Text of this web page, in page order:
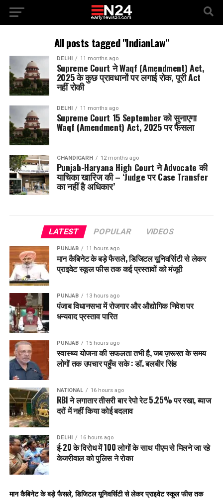
All posts tagged "IndianLaw"
DELHI 11 months ago
Supreme Court ने Waqf (Amendment) Act,
2025 के कुछ प्रावधानों पर लगाई रोक, पूरी Act
नहीं रोकी
DELHI 11 months ago
Supreme Court 15 September को सुनाएगा
Waqf (Amendment) Act, 2025 पर फैसला
CHANDIGARH 12 months ago
Punjab-Haryana High Court ने Advocate की
याचिका खारिज की – ‘Judge पर Case Transfer
का नहीं है अधिकार’
LATEST POPULAR VIDEOS
PUNJAB 11 hours ago
मान कैबिनेट के बड़े फैसले, डिजिटल यूनिवर्सिटी से लेकर
प्राइवेट स्कूल फीस तक कई प्रस्तावों को मंजूरी
PUNJAB 13 hours ago
पंजाब विधानसभा में रोजगार और औद्योगिक निवेश पर
धन्यवाद प्रस्ताव पारित
PUNJAB 15 hours ago
स्वास्थ्य योजना की सफलता तभी है, जब ज़रूरत के समय
लोगों तक उपचार पहुँच सके : डॉ. बलबीर सिंह
NATIONAL 16 hours ago
RBI ने लगातार तीसरी बार रेपो रेट 5.25% पर रखा, ब्याज
दरों में नहीं किया कोई बदलाव
DELHI 16 hours ago
ई-20 के विरोध में 100 लोगों के साथ पीएम से मिलने जा रहे
केजरीवाल को पुलिस ने रोका
मान कैबिनेट के बड़े फैसले, डिजिटल यूनिवर्सिटी से लेकर प्राइवेट स्कूल फीस तक